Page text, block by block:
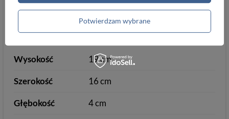
Wysokość 19 cm
Szerokość 16 cm
Głębokość 4 cm
Potwierdzam wybrane